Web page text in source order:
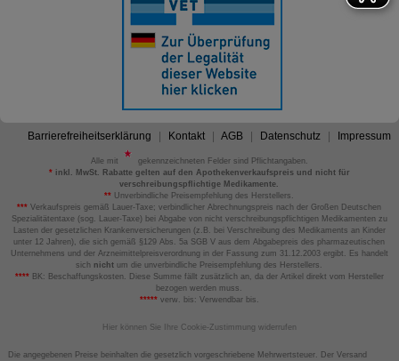
Barrierefreiheitserklärung Kontakt AGB Datenschutz Impressum
Alle mit
gekennzeichneten Felder sind Pflichtangaben.
*inkl. MwSt. Rabatte gelten auf den Apothekenverkaufspreis und nicht für
verschreibungspflichtige Medikamente.
** Unverbindliche Preisempfehlung des Herstellers.
*** Verkaufspreis gemäß Lauer-Taxe; verbindlicher Abrechnungspreis nach der Großen Deutschen
Spezialitätentaxe (sog. Lauer-Taxe) bei Abgabe von nicht verschreibungspflichtigen Medikamenten zu
Lasten der gesetzlichen Krankenversicherungen (z.B. bei Verschreibung des Medikaments an Kinder
unter 12 Jahren), die sich gemäß §129 Abs. 5a SGB V aus dem Abgabepreis des pharmazeutischen
Unternehmens und der Arzneimittelpreisverordnung in der Fassung zum 31.12.2003 ergibt. Es handelt
sich nicht um die unverbindliche Preisempfehlung des Herstellers.
****BK: Beschaffungskosten. Diese Summe fällt zusätzlich an, da der Artikel direkt vom Hersteller
bezogen werden muss.
*****verw. bis: Verwendbar bis.
Hier können Sie Ihre Cookie-Zustimmung widerrufen
Die angegebenen Preise beinhalten die gesetzlich vorgeschriebene Mehrwertsteuer. Der Versand